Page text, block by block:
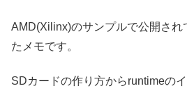
AMD(Xilinx)のサンプルで公開され
たメモです。
SDカードの作り方からruntimeの